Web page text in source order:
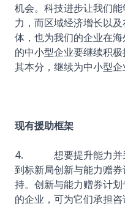
机会。科技进步让我们
力，而区域经济增长以
体，也为我们的企业在
的中小型企业要继续积
其本分，继续为中小型企
现有援助框架
4. 想要提升能力并采
到标新局创新与能力赠
持。创新与能力赠券计
的企业，可为它们承担咨